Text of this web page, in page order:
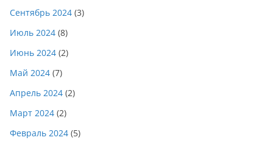
Сентябрь 2024 (3)
Июль 2024 (8)
Июнь 2024 (2)
Май 2024 (7)
Апрель 2024 (2)
Март 2024 (2)
Февраль 2024 (5)